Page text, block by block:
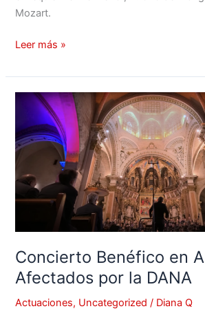
Mozart.
Leer más »
Concierto Benéfico en
Afectados por la DANA
Actuaciones, Uncategorized / Diana Q
Concierto
Benéfico
en
Apoyo
los
Afectados
la
DANA